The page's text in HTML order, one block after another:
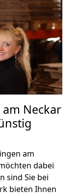
Neckar
am
dabei
sind Sie bei
bieten Ihnen